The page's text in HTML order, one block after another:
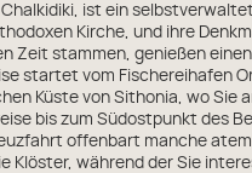
Chalkidiki, ist ein
Kirche, und ihre
Zeit stammen, genießen
startet vom Fischereihafen
Küste von Sithonia, wo Sie
bis zum Südostpunkt des
offenbart manche
Klöster, während der Sie